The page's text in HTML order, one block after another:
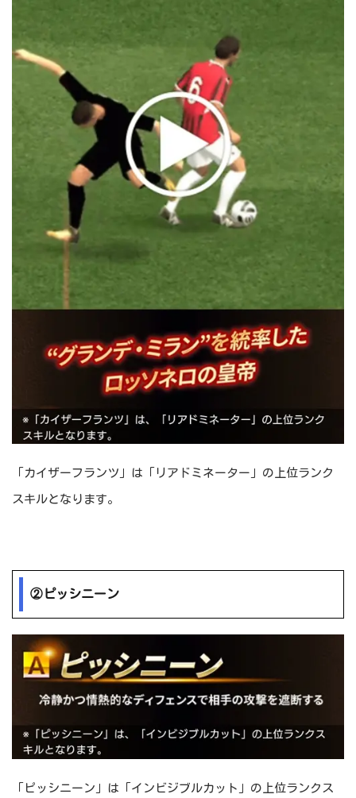
「カイザーフランツ」は「リアドミネーター」の上位ランク
スキルとなります。
②ピッシニーン
「ピッシニーン」は「インビジブルカット」の上位ランクス